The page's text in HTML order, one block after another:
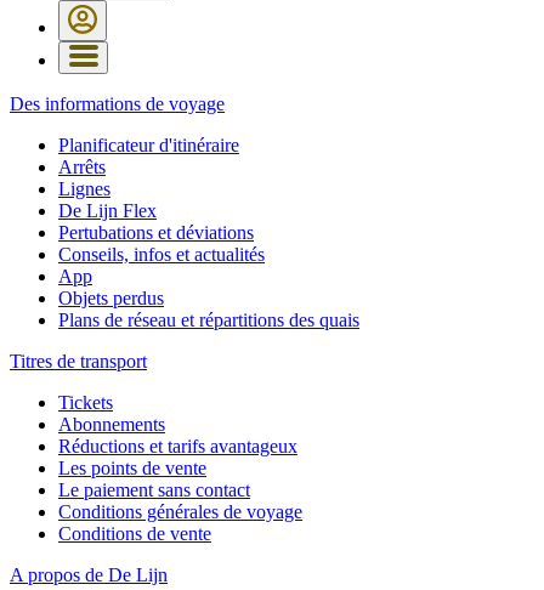
Des informations de voyage
Planificateur d'itinéraire
Arrêts
Lignes
De Lijn Flex
Pertubations et déviations
Conseils, infos et actualités
App
Objets perdus
Plans de réseau et répartitions des quais
Titres de transport
Tickets
Abonnements
Réductions et tarifs avantageux
Les points de vente
Le paiement sans contact
Conditions générales de voyage
Conditions de vente
A propos de De Lijn